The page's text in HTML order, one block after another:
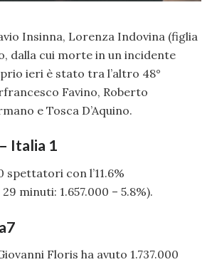
Insinna, Lorenza Indovina (figlia
dalla cui morte in un incidente
ieri è stato tra l’altro 48°
Favino, Roberto
e Tosca D’Aquino.
Italia 1
spettatori con l’11.6%
minuti: 1.657.000 – 5.8%).
Floris ha avuto 1.737.000